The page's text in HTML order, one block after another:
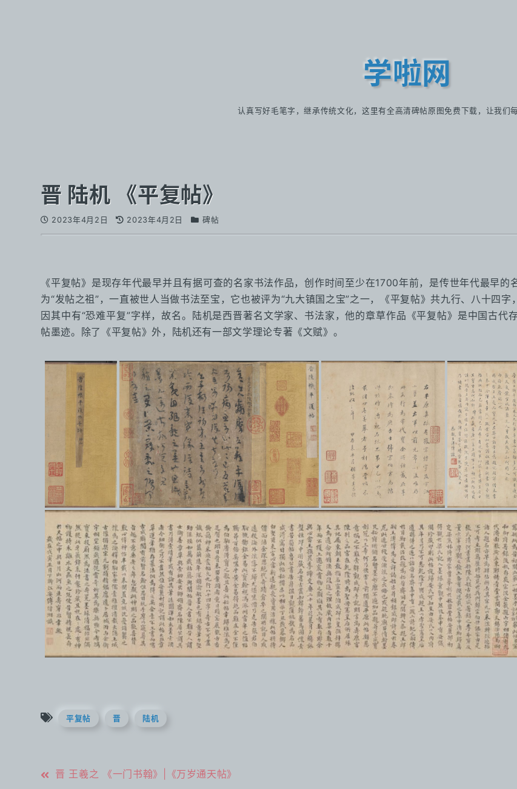
学啦网
认真写好毛笔字，继承传统文化，这里有全高清碑帖原图免费下载，让我们
晋 陆机 《平复帖》
2023年4月2日 2023年4月2日 碑帖
《平复帖》是现存年代最早并且有据可查的名家书法作品，创作时间至少在1700年前，是传世年代最早
为“发帖之祖”，一直被世人当做书法至宝，它也被评为“九大镇国之宝”之一，《平复帖》共九行、八十四
因其中有“恐难平复”字样，故名。陆机是西晋著名文学家、书法家，他的章草作品《平复帖》是中国古
帖墨迹。除了《平复帖》外，陆机还有一部文学理论专著《文赋》。
平复帖 晋 陆机
文 晋 王羲之 《一门书翰》|《万岁通天帖》